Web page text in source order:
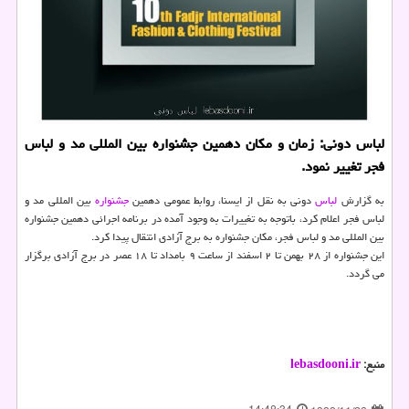
لباس دونی: زمان و مکان دهمین جشنواره بین المللی مد و لباس
فجر تغییر نمود.
به گزارش لباسدونی به نقل از ایسنا، روابط عمومی دهمینجشنوارهبین المللی مد و
لباس فجر اعلام کرد، باتوجه به تغییرات به وجود آمده در برنامه اجرائی دهمین جشنواره
بین المللی مد و لباس فجر، مکان جشنواره به برج آزادی انتقال پیدا کرد.
این جشنواره از ۲۸ بهمن تا ۲ اسفند از ساعت ۹ بامداد تا ۱۸ عصر در برج آزادی برگزار
می گردد.
منبع:lebasdooni.ir